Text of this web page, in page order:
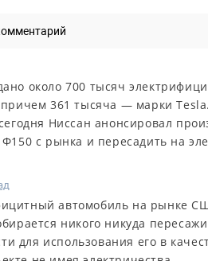
около 700 тысяч
361 тысяча — марки
Ниссан анонсировал
с рынка и пересадить на
автомобиль на рынке
никого никуда
для использования его в